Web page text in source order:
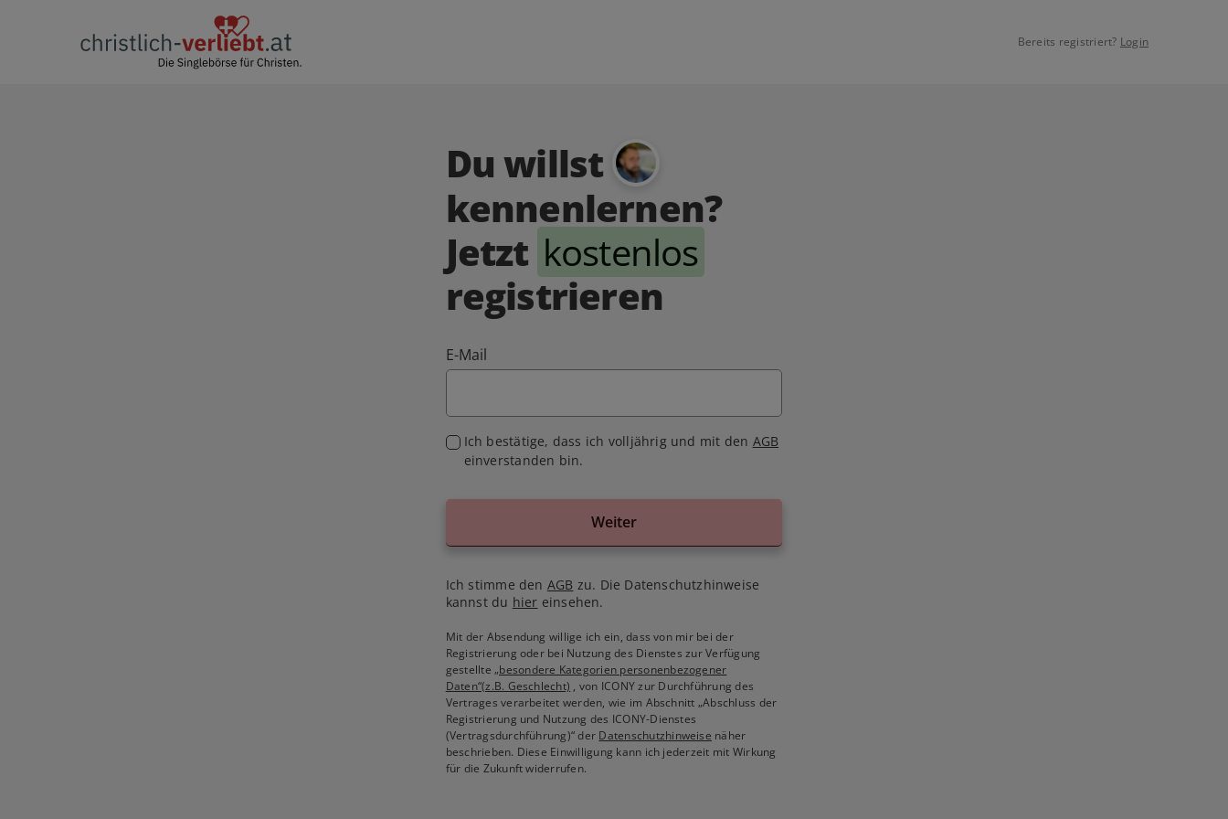
Bereits registriert? Login
Du willst
kennenlernen?
Jetzt kostenlos
registrieren
E-Mail
Ich bestätige, dass ich volljährig und mit den AGB
einverstanden bin.
Weiter
Ich stimme den AGB zu. Die Datenschutzhinweise
kannst du hier einsehen.
Mit der Absendung willige ich ein, dass von mir bei der
Registrierung oder bei Nutzung des Dienstes zur Verfügung
gestellte„besondere Kategorien personenbezogener
Daten“(z.B. Geschlecht) , von ICONY zur Durchführung des
Vertrages verarbeitet werden, wie im Abschnitt „Abschluss der
Registrierung und Nutzung des ICONY-Dienstes
(Vertragsdurchführung)“ der Datenschutzhinweise näher
beschrieben. Diese Einwilligung kann ich jederzeit mit Wirkung
für die Zukunft widerrufen.